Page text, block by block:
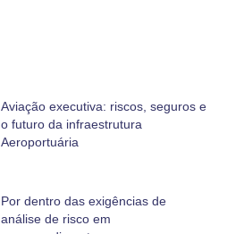
Aviação executiva: riscos, seguros e
o futuro da infraestrutura
Aeroportuária
Por dentro das exigências de
análise de risco em